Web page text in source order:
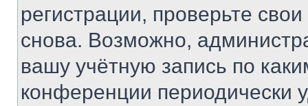
регистрации, проверьте
снова. Возможно,
вашу учётную запись по
конференции периодически